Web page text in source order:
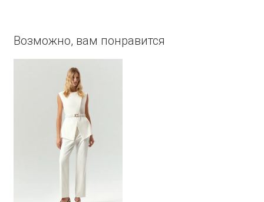
Возможно, вам понравится